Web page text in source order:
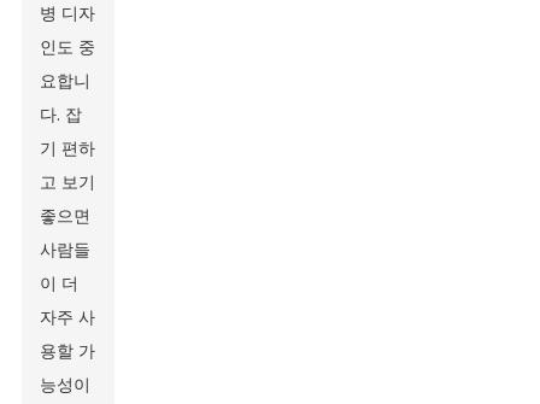
병 디자
인도 중
요합니
다. 잡
기 편하
고 보기
좋으면
사람들
이 더
자주 사
용할 가
능성이